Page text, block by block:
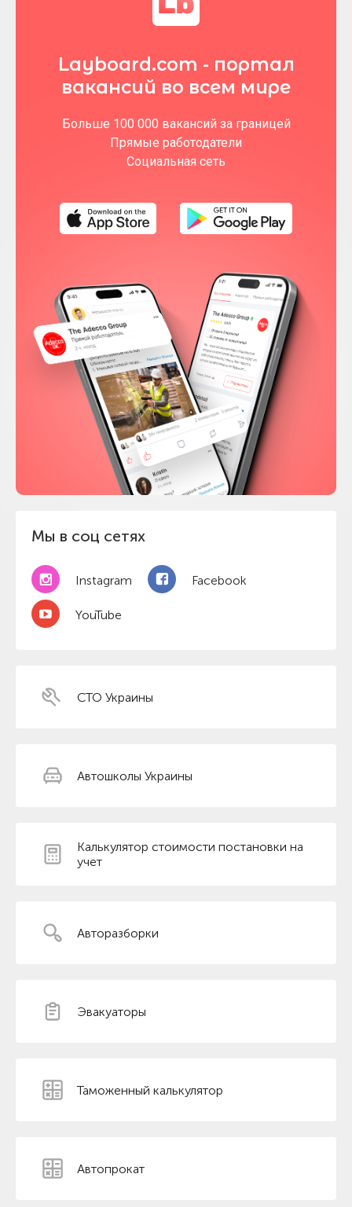
Мы в соц сетях
Instagram Facebook
YouTube
Layboard.com - портал
вакансий во всем мире
Больше 100 000 вакансий за границей
Прямые работодатели
Социальная сеть
СТО Украины
Автошколы Украины
Калькулятор стоимости постановки на
учет
Авторазборки
Эвакуаторы
Таможенный калькулятор
Автопрокат